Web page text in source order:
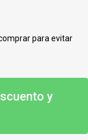
para evitar
y